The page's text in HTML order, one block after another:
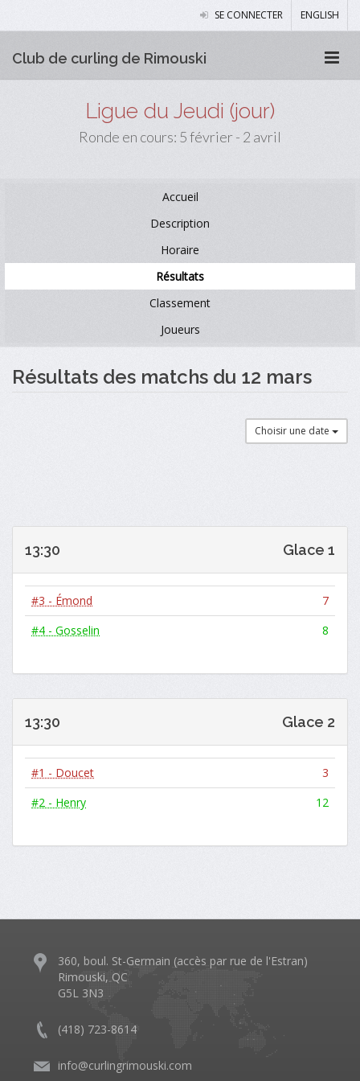
SE CONNECTER ENGLISH
Club de curling de Rimouski
Ligue du Jeudi (jour)
Ronde en cours: 5 février - 2 avril
Accueil
Description
Horaire
Résultats
Classement
Joueurs
Résultats des matchs du 12 mars
Choisir une date
13:30 Glace 1
#3 - Émond
7
#4 - Gosselin
8
13:30 Glace 2
#1 - Doucet
3
#2 - Henry
12
360, boul. St-Germain (accès par rue de l'Estran)
Rimouski, QC
G5L 3N3
(418) 723-8614
info@curlingrimouski.com